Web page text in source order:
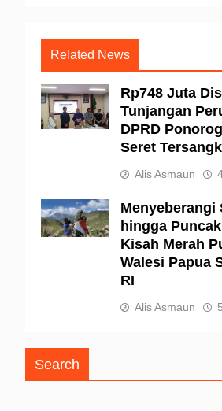
Related News
Rp748 Juta
Tunjangan
DPRD
Seret
Alis Asmaun
Menyeberangi
hingga
Kisah Merah
Walesi Papua
RI
Alis Asmaun
Search